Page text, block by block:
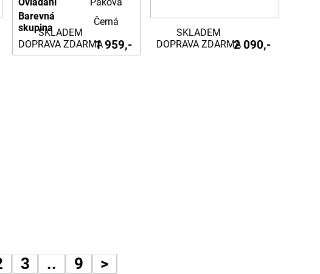
Ovládání
Páková
Barevná
skupina
Černá
1 959,-
SKLADEM
DOPRAVA ZDARMA
2 090,-
SKLADEM
DOPRAVA ZDARMA
3 .. 9 >